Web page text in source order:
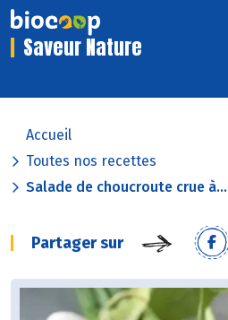
Saveur Nature
Accueil
Toutes nos recettes
Salade de choucroute crue à...
Partager sur